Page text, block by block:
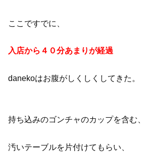
ここですでに、
入店から４０分あまりが経過
danekoはお腹がしくしくしてきた。
持ち込みのゴンチャのカップを含む、
汚いテーブルを片付けてもらい、